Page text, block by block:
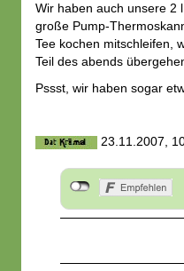
Wir haben auch unsere 2
große Pump-
Tee kochen mitschleifen,
Teil des abends
Pssst, wir haben sogar
23.11.2007,